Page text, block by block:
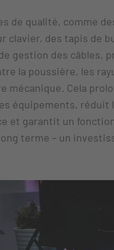
de qualité, comme
clavier, des tapis de
gestion des câbles,
la poussière, les
mécanique. Cela
équipements, réduit
et garantit un
terme – un